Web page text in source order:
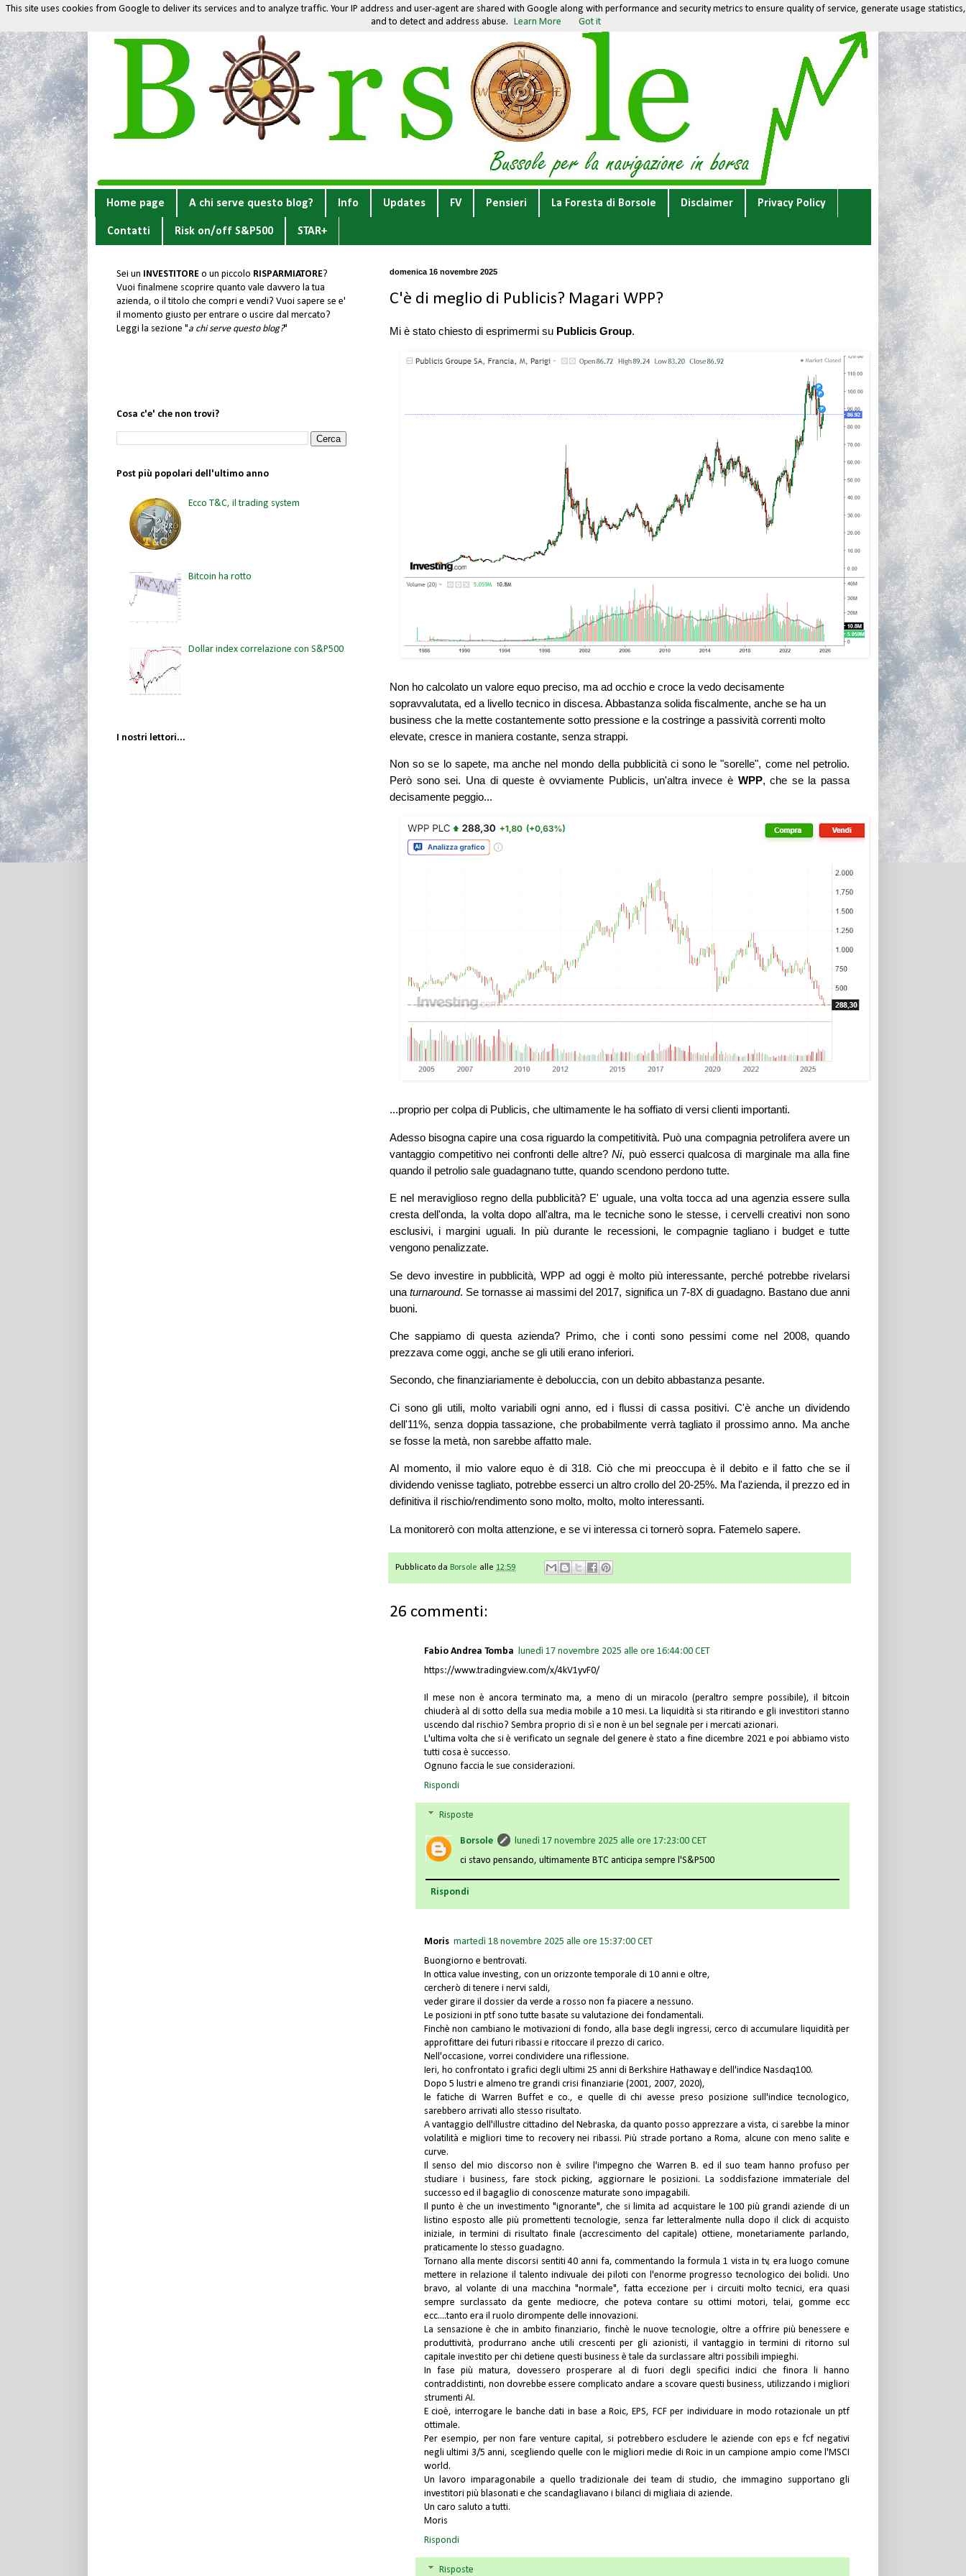
Home page A chi serve questo blog? Info Updates FV Pensieri La Foresta di Borsole Disclaimer Privacy Policy
Contatti Risk on/off S&P500 STAR+
domenica 16 novembre 2025
C'è di meglio di Publicis? Magari WPP?
Mi è stato chiesto di esprimermi su Publicis Group.
Non ho calcolato un valore equo preciso, ma ad occhio e croce la vedo decisamente
sopravvalutata, ed a livello tecnico in discesa. Abbastanza solida fiscalmente, anche se ha un
business che la mette costantemente sotto pressione e la costringe a passività correnti molto
elevate, cresce in maniera costante, senza strappi.
Non so se lo sapete, ma anche nel mondo della pubblicità ci sono le "sorelle", come nel petrolio.
Però sono sei. Una di queste è ovviamente Publicis, un'altra invece è WPP, che se la passa
decisamente peggio...
...proprio per colpa di Publicis, che ultimamente le ha soffiato di versi clienti importanti.
Adesso bisogna capire una cosa riguardo la competitività. Può una compagnia petrolifera avere un
vantaggio competitivo nei confronti delle altre?Ni, può esserci qualcosa di marginale ma alla fine
quando il petrolio sale guadagnano tutte, quando scendono perdono tutte.
E nel meraviglioso regno della pubblicità? E' uguale, una volta tocca ad una agenzia essere sulla
cresta dell'onda, la volta dopo all'altra, ma le tecniche sono le stesse, i cervelli creativi non sono
esclusivi, i margini uguali. In più durante le recessioni, le compagnie tagliano i budget e tutte
vengono penalizzate.
Se devo investire in pubblicità, WPP ad oggi è molto più interessante, perché potrebbe rivelarsi
unaturnaround. Se tornasse ai massimi del 2017, significa un 7-8X di guadagno. Bastano due anni
buoni.
Che sappiamo di questa azienda? Primo, che i conti sono pessimi come nel 2008, quando
prezzava come oggi, anche se gli utili erano inferiori.
Secondo, che finanziariamente è deboluccia, con un debito abbastanza pesante.
Ci sono gli utili, molto variabili ogni anno, ed i flussi di cassa positivi. C'è anche un dividendo
dell'11%, senza doppia tassazione, che probabilmente verrà tagliato il prossimo anno. Ma anche
se fosse la metà, non sarebbe affatto male.
Al momento, il mio valore equo è di 318. Ciò che mi preoccupa è il debito e il fatto che se il
dividendo venisse tagliato, potrebbe esserci un altro crollo del 20-25%. Ma l'azienda, il prezzo ed in
definitiva il rischio/rendimento sono molto, molto, molto interessanti.
La monitorerò con molta attenzione, e se vi interessa ci tornerò sopra. Fatemelo sapere.
Pubblicato da Borsole alle 12:59
26 commenti:
Fabio Andrea Tomba
lunedì 17 novembre 2025 alle ore 16:44:00 CET
https://www.tradingview.com/x/4kV1yvF0/
Il mese non è ancora terminato ma, a meno di un miracolo (peraltro sempre possibile), il bitcoin
chiuderà al di sotto della sua media mobile a 10 mesi. La liquidità si sta ritirando e gli investitori stanno
uscendo dal rischio? Sembra proprio di sì e non è un bel segnale per i mercati azionari.
L'ultima volta che si è verificato un segnale del genere è stato a fine dicembre 2021 e poi abbiamo visto
tutti cosa è successo.
Ognuno faccia le sue considerazioni.
Rispondi
Risposte
Borsole
lunedì 17 novembre 2025 alle ore 17:23:00 CET
ci stavo pensando, ultimamente BTC anticipa sempre l'S&P500
Rispondi
Moris martedì 18 novembre 2025 alle ore 15:37:00 CET
Buongiorno e bentrovati.
In ottica value investing, con un orizzonte temporale di 10 anni e oltre,
cercherò di tenere i nervi saldi,
veder girare il dossier da verde a rosso non fa piacere a nessuno.
Le posizioni in ptf sono tutte basate su valutazione dei fondamentali.
Finchè non cambiano le motivazioni di fondo, alla base degli ingressi, cerco di accumulare liquidità per
approfittare dei futuri ribassi e ritoccare il prezzo di carico.
Nell'occasione, vorrei condividere una riflessione.
Ieri, ho confrontato i grafici degli ultimi 25 anni di Berkshire Hathaway e dell'indice Nasdaq100.
Dopo 5 lustri e almeno tre grandi crisi finanziarie (2001, 2007, 2020),
le fatiche di Warren Buffet e co., e quelle di chi avesse preso posizione sull'indice tecnologico,
sarebbero arrivati allo stesso risultato.
A vantaggio dell'illustre cittadino del Nebraska, da quanto posso apprezzare a vista, ci sarebbe la minor
volatilità e migliori time to recovery nei ribassi. Più strade portano a Roma, alcune con meno salite e
curve.
Il senso del mio discorso non è svilire l'impegno che Warren B. ed il suo team hanno profuso per
studiare i business, fare stock picking, aggiornare le posizioni. La soddisfazione immateriale del
successo ed il bagaglio di conoscenze maturate sono impagabili.
Il punto è che un investimento "ignorante", che si limita ad acquistare le 100 più grandi aziende di un
listino esposto alle più promettenti tecnologie, senza far letteralmente nulla dopo il click di acquisto
iniziale, in termini di risultato finale (accrescimento del capitale) ottiene, monetariamente parlando,
praticamente lo stesso guadagno.
Tornano alla mente discorsi sentiti 40 anni fa, commentando la formula 1 vista in tv, era luogo comune
mettere in relazione il talento indivuale dei piloti con l'enorme progresso tecnologico dei bolidi. Uno
bravo, al volante di una macchina "normale", fatta eccezione per i circuiti molto tecnici, era quasi
sempre surclassato da gente mediocre, che poteva contare su ottimi motori, telai, gomme ecc
ecc....tanto era il ruolo dirompente delle innovazioni.
La sensazione è che in ambito finanziario, finchè le nuove tecnologie, oltre a offrire più benessere e
produttività, produrrano anche utili crescenti per gli azionisti, il vantaggio in termini di ritorno sul
capitale investito per chi detiene questi business è tale da surclassare altri possibili impieghi.
In fase più matura, dovessero prosperare al di fuori degli specifici indici che finora li hanno
contraddistinti, non dovrebbe essere complicato andare a scovare questi business, utilizzando i migliori
strumenti AI.
E cioè, interrogare le banche dati in base a Roic, EPS, FCF per individuare in modo rotazionale un ptf
ottimale.
Per esempio, per non fare venture capital, si potrebbero escludere le aziende con eps e fcf negativi
negli ultimi 3/5 anni, scegliendo quelle con le migliori medie di Roic in un campione ampio come l'MSCI
world.
Un lavoro imparagonabile a quello tradizionale dei team di studio, che immagino supportano gli
investitori più blasonati e che scandagliavano i bilanci di migliaia di aziende.
Un caro saluto a tutti.
Moris
Rispondi
Risposte
Sei un INVESTITORE o un piccolo RISPARMIATORE?
Vuoi finalmene scoprire quanto vale davvero la tua
azienda, o il titolo che compri e vendi? Vuoi sapere se e'
il momento giusto per entrare o uscire dal mercato?
Leggi la sezione "a chi serve questo blog?"
Cosa c'e' che non trovi?
Post più popolari dell'ultimo anno
Ecco T&C, il trading system
Bitcoin ha rotto
Dollar index correlazione con S&P500
I nostri lettori...
This site uses cookies from Google to deliver its services and to analyze traffic. Your IP address and user-agent are shared with Google along with performance and security metrics to ensure quality of service, generate usage statistics,
and to detect and address abuse. Learn More Got it